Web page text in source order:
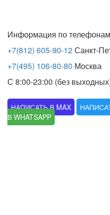
Информация по
+7(812) 605-90-12Санкт-
+7(495) 106-80-80 Москва
С 8:00-23:00 (без
НАПИСАТЬ В MAX
В WHATSAPP